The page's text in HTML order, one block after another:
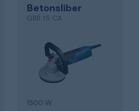
Betonsliber
GBR 15 CA
1500 W